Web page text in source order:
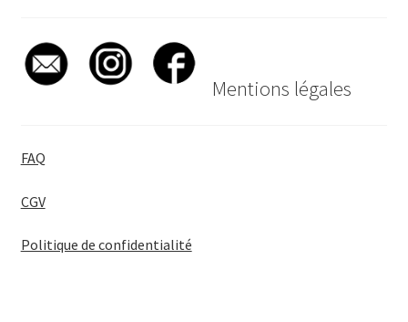
Mentions légales
FAQ
CGV
Politique de confidentialité